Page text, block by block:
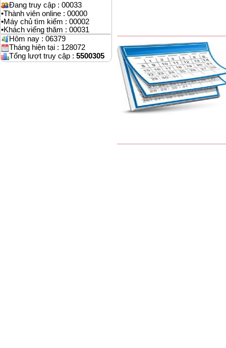
Đang truy cập : 00033
•Thành viên online : 00000
•Máy chủ tìm kiếm : 00002
•Khách viếng thăm : 00031
Hôm nay : 06379
Tháng hiện tại : 128072
Tổng lượt truy cập : 5500305